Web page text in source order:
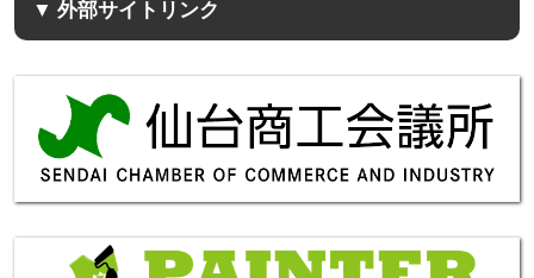
▼ 外部サイトリンク